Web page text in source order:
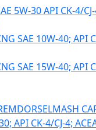
5W-30 API CK-4/
SAE 10W-40; API
SAE 15W-40; API
API CK-4/CJ-4;